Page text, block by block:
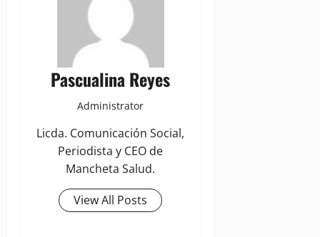
Pascualina Reyes
Administrator
Licda. Comunicación Social,
Periodista y CEO de
Mancheta Salud.
View All Posts